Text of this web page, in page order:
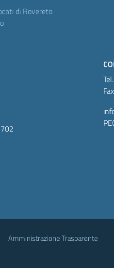
di Rovereto
Amministrazione Trasparente